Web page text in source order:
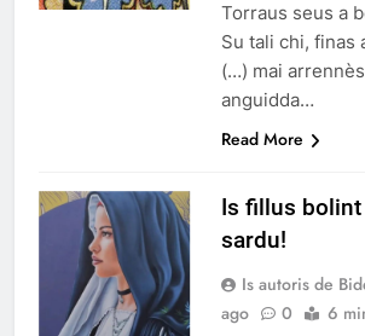
Torraus seus a
Su tali chi, finas
(…) mai
anguidda…
Read More
Is fillus
sardu!
Is autoris de
ago
0 6